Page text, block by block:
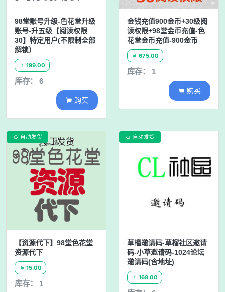
98堂账号升级-色花堂升级
账号-升五级【阅读权限
30】特定用户(不限制全部
解锁）
 199.00
库存： 6
 购买
金钱充值900金币+30级阅
读权限+98堂金币充值-色
花堂金币充值-900金币
 675.00
库存： 1
 购买
 自动发货
【资源代下】98堂色花堂
资源代下
 15.00
库存： 1
 自动发货
草榴邀请码-草榴社区邀请
码-小草邀请码-1024论坛
邀请码(含地址)
 168.00